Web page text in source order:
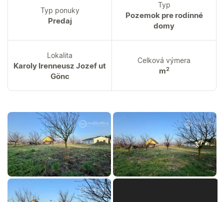
Typ ponuky
Predaj
Typ
Pozemok pre rodinné
domy
Lokalita
Karoly Irenneusz Jozef ut
Gönc
Celková výmera
m2